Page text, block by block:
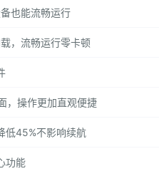
也能流畅运行
，流畅运行零卡顿
，操作更加直观便捷
低45%不影响续航
功能